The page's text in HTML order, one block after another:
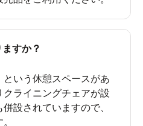
すか？
いう休憩スペースがあ
クライニングチェアが設
設されていますので、